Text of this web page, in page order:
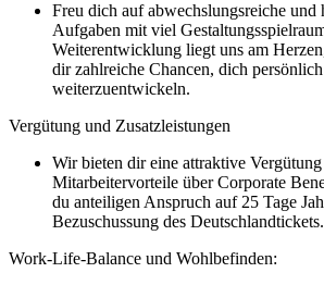
Freu dich auf abwechslungsreiche und
Aufgaben mit viel
Weiterentwicklung liegt uns am
dir zahlreiche Chancen, dich
weiterzuentwickeln.
Vergütung und Zusatzleistungen
Wir bieten dir eine attraktive
Mitarbeitervorteile über Corporate
du anteiligen Anspruch auf 25 Tage
Bezuschussung des Deutschlandtickets.
Work-Life-Balance und Wohlbefinden: